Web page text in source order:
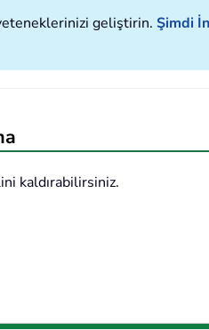
geliştirin. Şimdi
kaldırabilirsiniz.